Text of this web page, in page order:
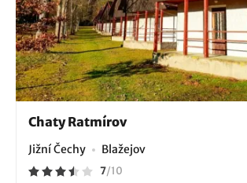
Chaty Ratmírov
Jižní Čechy Blažejov
7/10